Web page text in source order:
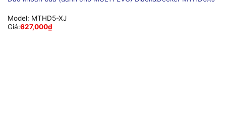
Model: MTHD5-XJ
Giá:627,000₫